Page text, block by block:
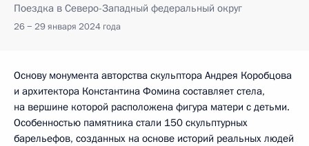
Поездка в Северо-Западный федеральный округ
26 − 29 января 2024 года
Основу монумента авторства скульптора Андрея Коробцова
и архитектора Константина Фомина составляет стела,
на вершине которой расположена фигура матери с детьми.
Особенностью памятника стали 150 скульптурных
барельефов, созданных на основе историй реальных людей